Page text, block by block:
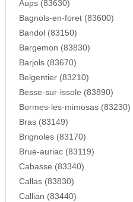
Aups (83630)
Bagnols-en-foret (83600)
Bandol (83150)
Bargemon (83830)
Barjols (83670)
Belgentier (83210)
Besse-sur-issole (83890)
Bormes-les-mimosas (83230)
Bras (83149)
Brignoles (83170)
Brue-auriac (83119)
Cabasse (83340)
Callas (83830)
Callian (83440)